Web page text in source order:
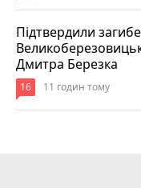
Підтвердили
Дмитра Березка
16 11 годин тому